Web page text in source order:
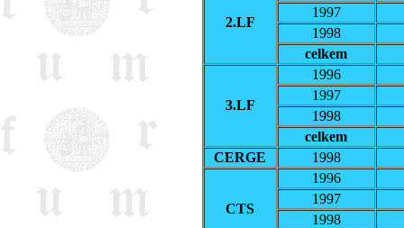
2.LF
1997
1998
celkem
3.LF
1996
1997
1998
celkem
CERGE
1998
CTS
1996
1997
1998